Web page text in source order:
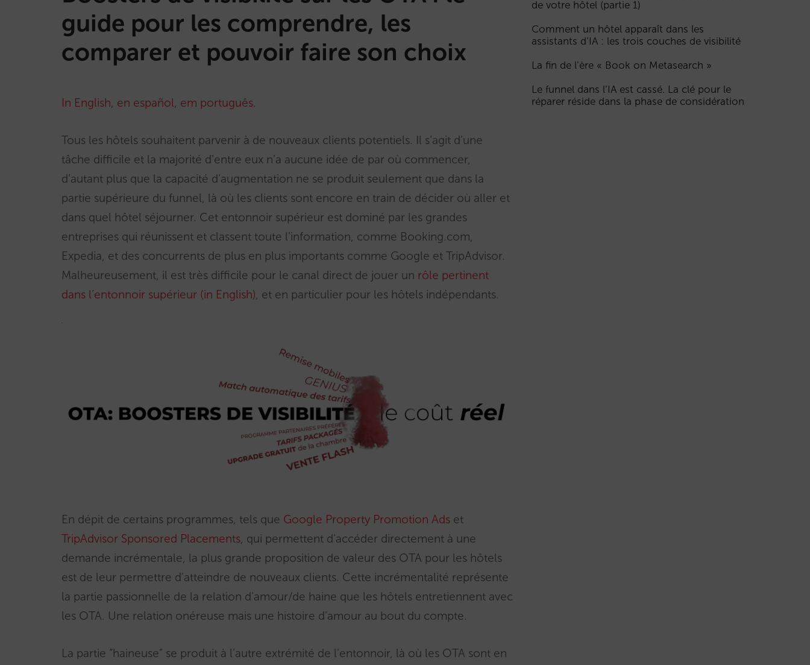
guide pour les comprendre, les
comparer et pouvoir faire son choix
In English, en español, em português.
Tous les hôtels souhaitent parvenir à de nouveaux clients potentiels. Il s’agit d’une
tâche difficile et la majorité d’entre eux n’a aucune idée de par où commencer,
d’autant plus que la capacité d’augmentation ne se produit seulement que dans la
partie supérieure du funnel, là où les clients sont encore en train de décider où aller et
dans quel hôtel séjourner. Cet entonnoir supérieur est dominé par les grandes
entreprises qui réunissent et classent toute l’information, comme Booking.com,
Expedia, et des concurrents de plus en plus importants comme Google et TripAdvisor.
Malheureusement, il est très difficile pour le canal direct de jouer un rôle pertinent
dans l’entonnoir supérieur (in English), et en particulier pour les hôtels indépendants.
En dépit de certains programmes, tels que Google Property Promotion Ads et
TripAdvisor Sponsored Placements, qui permettent d’accéder directement à une
demande incrémentale, la plus grande proposition de valeur des OTA pour les hôtels
est de leur permettre d’atteindre de nouveaux clients. Cette incrémentalité représente
la partie passionnelle de la relation d’amour/de haine que les hôtels entretiennent avec
les OTA. Une relation onéreuse mais une histoire d’amour au bout du compte.
La partie “haineuse” se produit à l’autre extrémité de l’entonnoir, là où les OTA sont en
de votre hôtel (partie 1)
Comment un hôtel apparaît dans les
assistants d’IA : les trois couches de visibilité
La fin de l’ère « Book on Metasearch »
Le funnel dans l’IA est cassé. La clé pour le
réparer réside dans la phase de considération